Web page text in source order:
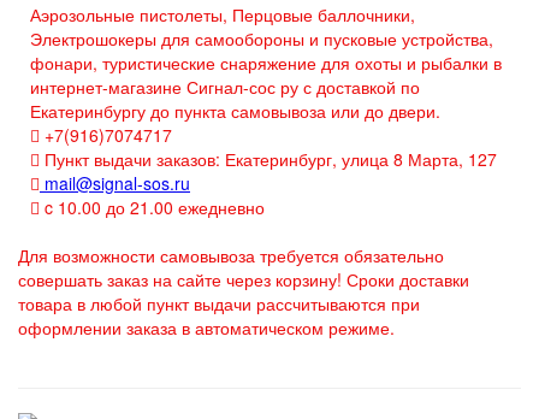
Аэрозольные пистолеты, Перцовые баллочники,
Электрошокеры для самообороны и пусковые устройства,
фонари, туристические снаряжение для охоты и рыбалки в
интернет-магазине Сигнал-сос ру с доставкой по
Екатеринбургу до пункта самовывоза или до двери.
+7(916)7074717
Пункт выдачи заказов: Екатеринбург, улица 8 Марта, 127
mail@signal-sos.ru
c 10.00 до 21.00 ежедневно
Для возможности самовывоза требуется обязательно
совершать заказ на сайте через корзину! Сроки доставки
товара в любой пункт выдачи рассчитываются при
оформлении заказа в автоматическом режиме.